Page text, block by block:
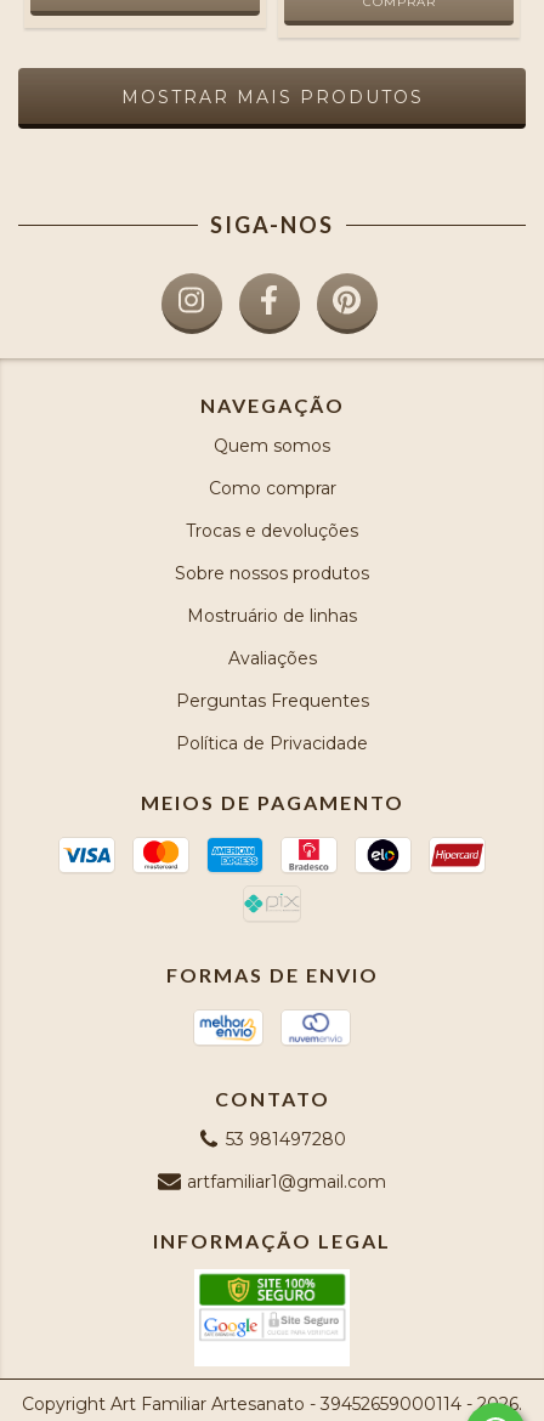
MOSTRAR MAIS PRODUTOS
SIGA-NOS
NAVEGAÇÃO
Quem somos
Como comprar
Trocas e devoluções
Sobre nossos produtos
Mostruário de linhas
Avaliações
Perguntas Frequentes
Política de Privacidade
MEIOS DE PAGAMENTO
FORMAS DE ENVIO
CONTATO
53 981497280
artfamiliar1@gmail.com
INFORMAÇÃO LEGAL
Copyright Art Familiar Artesanato - 39452659000114 - 2026.